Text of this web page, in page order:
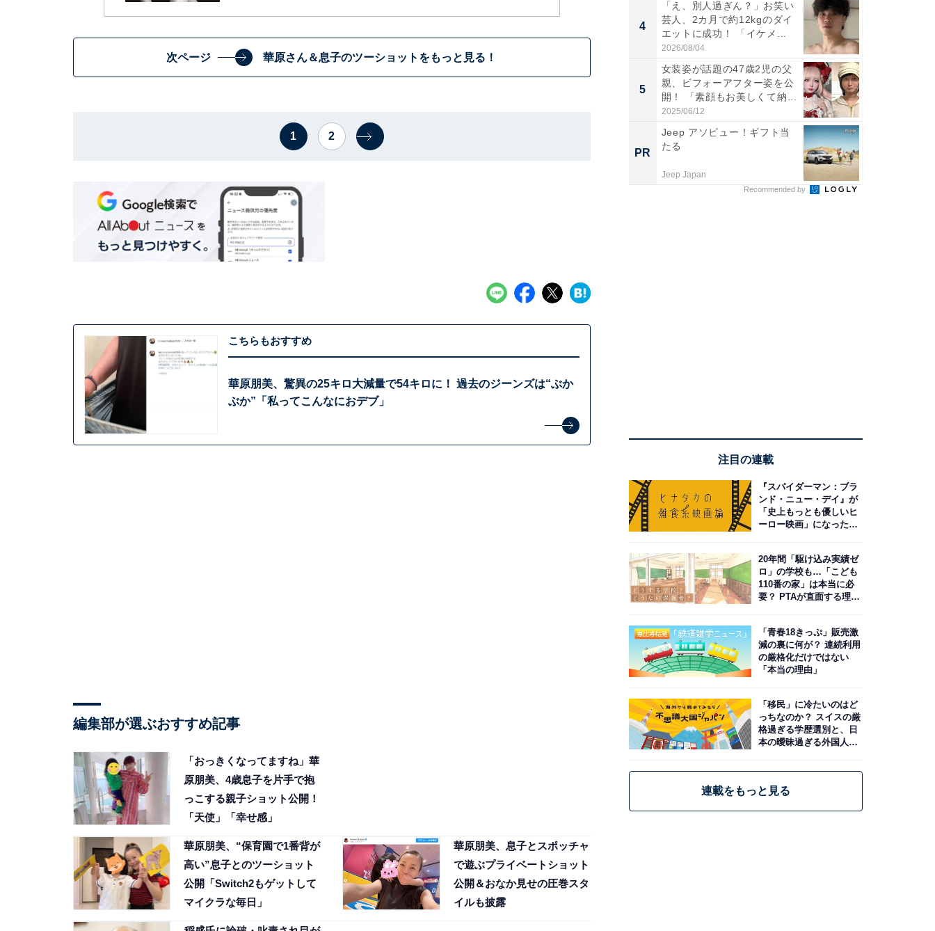
次ページ 華原さん＆息子のツーショットをもっと見る！
1 2
こちらもおすすめ
華原朋美、驚異の25キロ大減量で54キロに！ 過去のジーンズは“ぶか
ぶか”「私ってこんなにおデブ」
編集部が選ぶおすすめ記事
「おっきくなってますね」華
原朋美、4歳息子を片手で抱
っこする親子ショット公開！
「天使」「幸せ感」
華原朋美、“保育園で1番背が
高い”息子とのツーショット
公開「Switch2もゲットして
マイクラな毎日」
華原朋美、息子とスポッチャ
で遊ぶプライベートショット
公開＆おなか見せの圧巻スタ
イルも披露
4
「え、別人過ぎん？」お笑い
芸人、2カ月で約12kgのダイ
エットに成功！ 「イケメ...
2026/08/04
5
女装姿が話題の47歳2児の父
親、ビフォーアフター姿を公
開！ 「素顔もお美しくて納...
2025/06/12
PR
Jeep アソビュー！ギフト当
たる
Jeep Japan
Recommended by
注目の連載
『スパイダーマン：ブラ
ンド・ニュー・デイ』が
「史上もっとも優しいヒ
ーロー映画」になった理
20年間「駆け込み実績ゼ
ロ」の学校も…「こども
110番の家」は本当に必
要？ PTAが直面する理想
「青春18きっぷ」販売激
減の裏に何が？ 連続利用
の厳格化だけではない
「本当の理由」
「移民」に冷たいのはど
っちなのか？ スイスの厳
格過ぎる学歴選別と、日
本の曖昧過ぎる外国人政
連載をもっと見る